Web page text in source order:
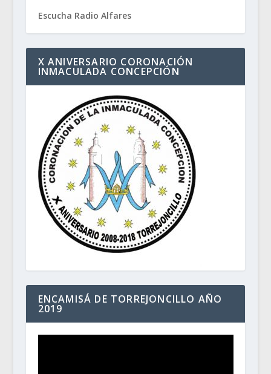
Escucha Radio Alfares
X ANIVERSARIO CORONACIÓN
INMACULADA CONCEPCIÓN
ENCAMISÁ DE TORREJONCILLO AÑO
2019